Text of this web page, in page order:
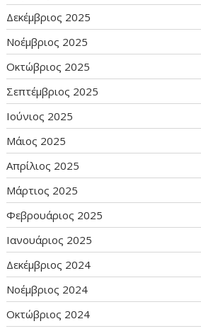
Δεκέμβριος 2025
Νοέμβριος 2025
Οκτώβριος 2025
Σεπτέμβριος 2025
Ιούνιος 2025
Μάιος 2025
Απρίλιος 2025
Μάρτιος 2025
Φεβρουάριος 2025
Ιανουάριος 2025
Δεκέμβριος 2024
Νοέμβριος 2024
Οκτώβριος 2024